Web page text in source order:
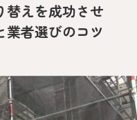
替えを成功させ
業者選びのコツ